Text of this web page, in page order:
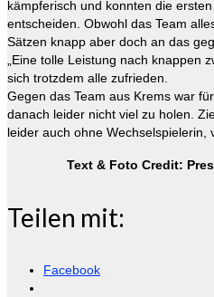
kämpferisch und konnten die
entscheiden. Obwohl das Team
Sätzen knapp aber doch an das
„Eine tolle Leistung nach knappen
sich trotzdem alle zufrieden.
Gegen das Team aus Krems war
danach leider nicht viel zu holen.
leider auch ohne Wechselspielerin,
Text & Foto Credit:
Teilen mit:
Facebook